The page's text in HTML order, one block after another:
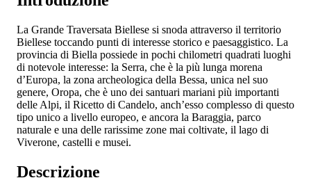
La Grande Traversata Biellese si snoda attraverso il territorio
Biellese toccando punti di interesse storico e paesaggistico. La
provincia di Biella possiede in pochi chilometri quadrati luoghi
di notevole interesse: la Serra, che è la più lunga morena
d’Europa, la zona archeologica della Bessa, unica nel suo
genere, Oropa, che è uno dei santuari mariani più importanti
delle Alpi, il Ricetto di Candelo, anch’esso complesso di questo
tipo unico a livello europeo, e ancora la Baraggia, parco
naturale e una delle rarissime zone mai coltivate, il lago di
Viverone, castelli e musei.
Descrizione